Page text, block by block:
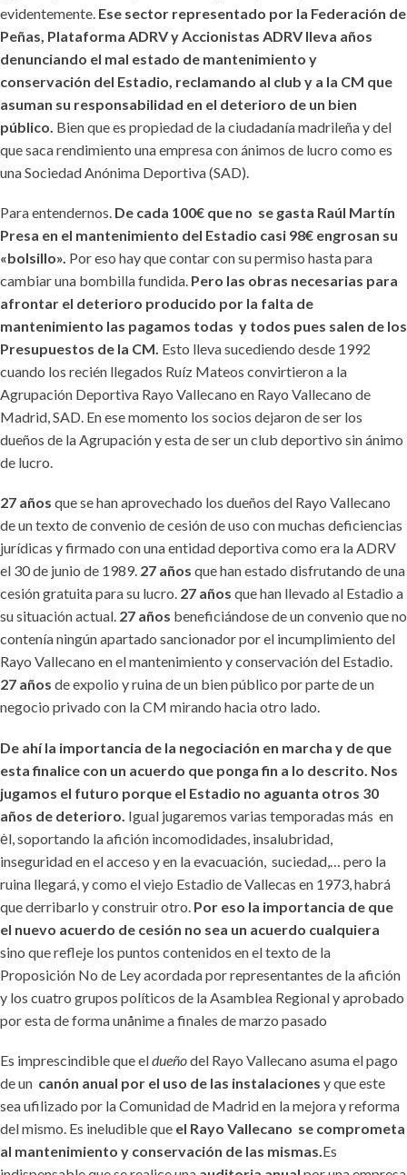
evidentemente. Ese sector representado por la Federación de
Peñas, Plataforma ADRV y Accionistas ADRV lleva años
denunciando el mal estado de mantenimiento y
conservación del Estadio, reclamando al club y a la CM que
asuman su responsabilidad en el deterioro de un bien
público. Bien que es propiedad de la ciudadanía madrileña y del
que saca rendimiento una empresa con ánimos de lucro como es
una Sociedad Anónima Deportiva (SAD).
Para entendernos. De cada 100€ que no se gasta Raúl Martín
Presa en el mantenimiento del Estadio casi 98€ engrosan su
«bolsillo». Por eso hay que contar con su permiso hasta para
cambiar una bombilla fundida. Pero las obras necesarias para
afrontar el deterioro producido por la falta de
mantenimiento las pagamos todas y todos pues salen de los
Presupuestos de la CM. Esto lleva sucediendo desde 1992
cuando los recién llegados Ruíz Mateos convirtieron a la
Agrupación Deportiva Rayo Vallecano en Rayo Vallecano de
Madrid, SAD. En ese momento los socios dejaron de ser los
dueños de la Agrupación y esta de ser un club deportivo sin ánimo
de lucro.
27 años que se han aprovechado los dueños del Rayo Vallecano
de un texto de convenio de cesión de uso con muchas deficiencias
jurídicas y firmado con una entidad deportiva como era la ADRV
el 30 de junio de 1989. 27 años que han estado disfrutando de una
cesión gratuita para su lucro. 27 años que han llevado al Estadio a
su situación actual. 27 años beneficiándose de un convenio que no
contenía ningún apartado sancionador por el incumplimiento del
Rayo Vallecano en el mantenimiento y conservación del Estadio.
27 años de expolio y ruina de un bien público por parte de un
negocio privado con la CM mirando hacia otro lado.
De ahí la importancia de la negociación en marcha y de que
esta finalice con un acuerdo que ponga fin a lo descrito. Nos
jugamos el futuro porque el Estadio no aguanta otros 30
años de deterioro. Igual jugaremos varias temporadas más en
ėl, soportando la afición incomodidades, insalubridad,
inseguridad en el acceso y en la evacuación, suciedad,… pero la
ruina llegará, y como el viejo Estadio de Vallecas en 1973, habrá
que derribarlo y construir otro. Por eso la importancia de que
el nuevo acuerdo de cesión no sea un acuerdo cualquiera
sino que refleje los puntos contenidos en el texto de la
Proposición No de Ley acordada por representantes de la afición
y los cuatro grupos políticos de la Asamblea Regional y aprobado
por esta de forma unånime a finales de marzo pasado
Es imprescindible que eldueñodel Rayo Vallecano asuma el pago
de un canón anual por el uso de las instalaciones y que este
sea ufilizado por la Comunidad de Madrid en la mejora y reforma
del mismo. Es ineludible que el Rayo Vallecano se comprometa
al mantenimiento y conservación de las mismas Es